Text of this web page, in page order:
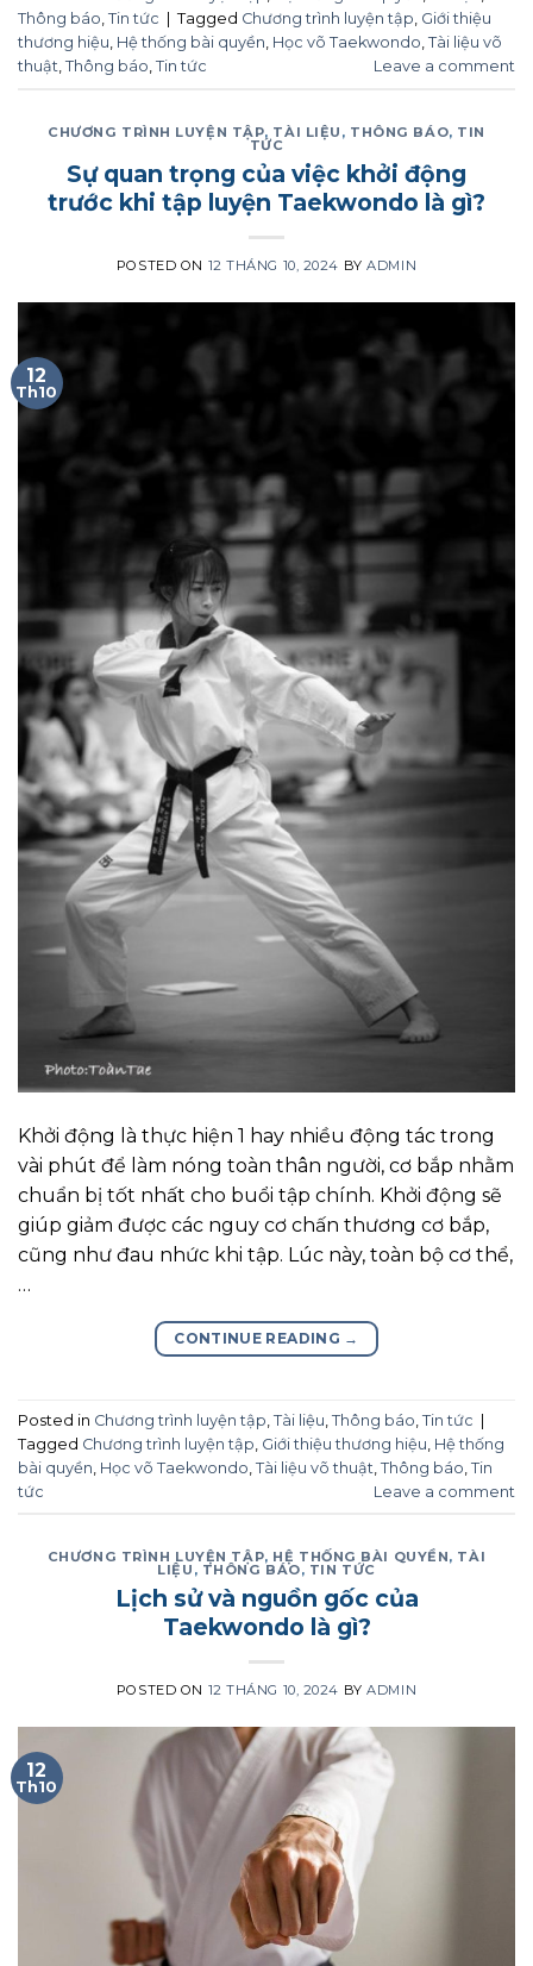
Thông báo, Tin tức Tagged Chương trình luyện tập, Giới thiệu
thương hiệu, Hệ thống bài quyền, Học võ Taekwondo, Tài liệu võ
thuật, Thông báo, Tin tức Leave a comment
CHƯƠNG TRÌNH LUYỆN TẬP, TÀI LIỆU , THÔNG BÁO, TIN
TỨC
Sự quan trọng của việc khởi động
trước khi tập luyện Taekwondo là gì?
POSTED ON 12 THÁNG 10, 2024 BYADMIN
12
Th10
Khởi động là thực hiện 1 hay nhiều động tác trong
vài phút để làm nóng toàn thân người, cơ bắp nhằm
chuẩn bị tốt nhất cho buổi tập chính. Khởi động sẽ
giúp giảm được các nguy cơ chấn thương cơ bắp,
cũng như đau nhức khi tập. Lúc này, toàn bộ cơ thể,
…
CONTINUE READING →
Posted in Chương trình luyện tập Tài liệu Thông báo Tin tức |
Tagged Chương trình luyện tập Giới thiệu thương hiệu Hệ thống
bài quyền Học võ Taekwondo Tài liệu võ thuật Thông báo Tin
tức
Leave a comment
CHƯƠNG TRÌNH LUYỆN TẬP, HỆ THỐNG BÀI QUYỀN, TÀI
LIỆU , THÔNG BÁO, TIN TỨC
Lịch sử và nguồn gốc của
Taekwondo là gì?
POSTED ON 12 THÁNG 10, 2024 BYADMIN
12
Th10